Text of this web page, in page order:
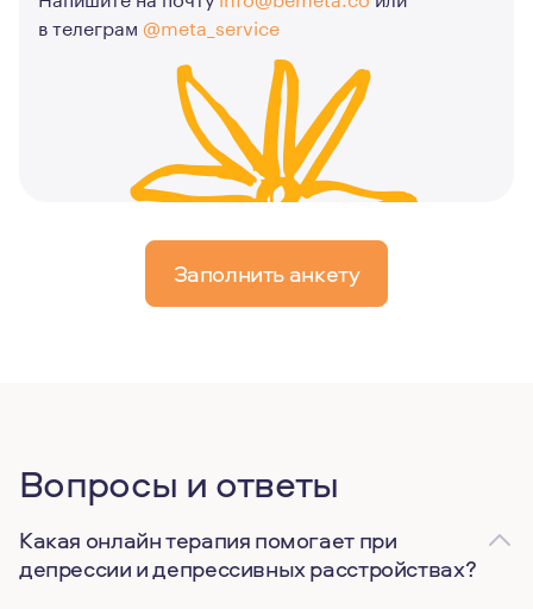
в телеграм @meta_service
Заполнить анкету
Вопросы и ответы
Какая онлайн терапия помогает при
депрессии и депрессивных расстройствах?